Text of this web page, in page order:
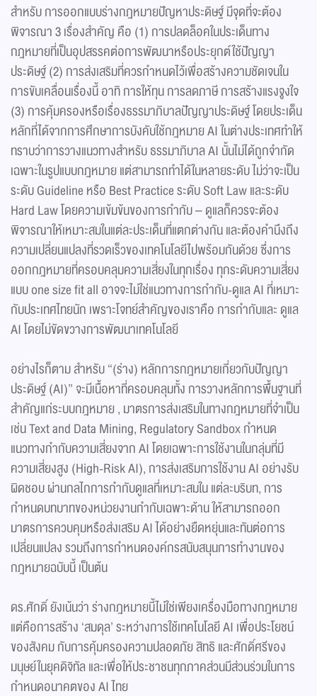
สำหรับ การออกแบบร่างกฎหมายปัญหาประดิษฐ์ มีจุดที่จะต้อง
พิจารณา 3 เรื่องสำคัญ คือ (1) การปลดล็อคในประเด็นทาง
กฎหมายที่เป็นอุปสรรคต่อการพัฒนาหรือประยุกต์ใช้ปัญญา
ประดิษฐ์ (2) การส่งเสริมที่ควรกำหนดไว้เพื่อสร้างความชัดเจนใน
การขับเคลื่อนเรื่องนี้ อาทิ การให้ทุน การลดภาษี การสร้างแรงจูงใจ
(3) การคุ้มครองหรือเรื่องธรรมาภิบาลปัญญาประดิษฐ์ โดยประเด็น
หลักที่ได้จากการศึกษาการบังคับใช้กฎหมาย AI ในต่างประเทศทำให้
ทราบว่าการวางแนวทางสำหรับ ธรรมาภิบาล AI นั้นไม่ได้ถูกจำกัด
เฉพาะในรูปแบบกฎหมาย แต่สามารถทำได้ในหลายระดับ ไม่ว่าจะเป็น
ระดับ Guideline หรือ Best Practice ระดับ Soft Law และระดับ
Hard Law โดยความเข้มข้นของการกำกับ – ดูแลก็ควรจะต้อง
พิจารณาให้เหมาะสมในแต่ละประเด็นที่แตกต่างกัน และต้องคำนึงถึง
ความเปลี่ยนแปลงที่รวดเร็วของเทคโนโลยีไปพร้อมกันด้วย ซึ่งการ
ออกกฎหมายที่ครอบคลุมความเสี่ยงในทุกเรื่อง ทุกระดับความเสี่ยง
แบบ one size fit all อาจจะไม่ใช่แนวทางการกำกับ-ดูแล AI ที่เหมาะ
กับประเทศไทยนัก เพราะโจทย์สำคัญของเราคือ การกำกับและ ดูแล
AI โดยไม่ขัดขวางการพัฒนาเทคโนโลยี
อย่างไรก็ตาม สำหรับ “(ร่าง) หลักการกฎหมายเกี่ยวกับปัญญา
ประดิษฐ์ (AI)” จะมีเนื้อหาที่ครอบคลุมทั้ง การวางหลักการพื้นฐานที่
สำคัญแก่ระบบกฎหมาย , มาตรการส่งเสริมในทางกฎหมายที่จำเป็น
เช่น Text and Data Mining, Regulatory Sandbox กำหนด
แนวทางกำกับความเสี่ยงจาก AI โดยเฉพาะการใช้งานในกลุ่มที่มี
ความเสี่ยงสูง (High-Risk AI), การส่งเสริมการใช้งาน AI อย่างรับ
ผิดชอบ ผ่านกลไกการกำกับดูแลที่เหมาะสมใน แต่ละบริบท, การ
กำหนดบทบาทของหน่วยงานกำกับเฉพาะด้าน ให้สามารถออก
มาตรการควบคุมหรือส่งเสริม AI ได้อย่างยืดหยุ่นและทันต่อการ
เปลี่ยนแปลง รวมถึงการกำหนดองค์กรสนับสนุนการทำงานของ
กฎหมายฉบับนี้ เป็นต้น
ดร.ศักดิ์ ยังเน้นว่า ร่างกฎหมายนี้ไม่ใช่เพียงเครื่องมือทางกฎหมาย
แต่คือการสร้าง ‘สมดุล’ ระหว่างการใช้เทคโนโลยี AI เพื่อประโยชน์
ของสังคม กับการคุ้มครองความปลอดภัย สิทธิ และศักดิ์ศรีของ
มนุษย์ในยุคดิจิทัล และเพื่อให้ประชาชนทุกภาคส่วนมีส่วนร่วมในการ
กำหนดอนาคตของ AI ไทย